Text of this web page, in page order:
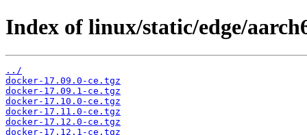
Index of linux/static/edge/
../
docker-17.09.0-ce.tgz
docker-17.09.1-ce.tgz
docker-17.10.0-ce.tgz
docker-17.11.0-ce.tgz
docker-17.12.0-ce.tgz
docker-17.12.1-ce.tgz